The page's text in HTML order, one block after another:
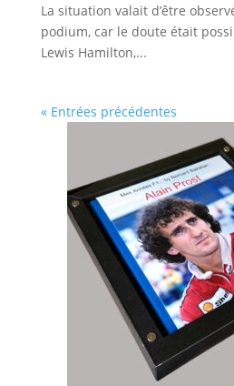
La situation valait d’être
podium, car le doute était
Lewis Hamilton,...
« Entrées précédentes